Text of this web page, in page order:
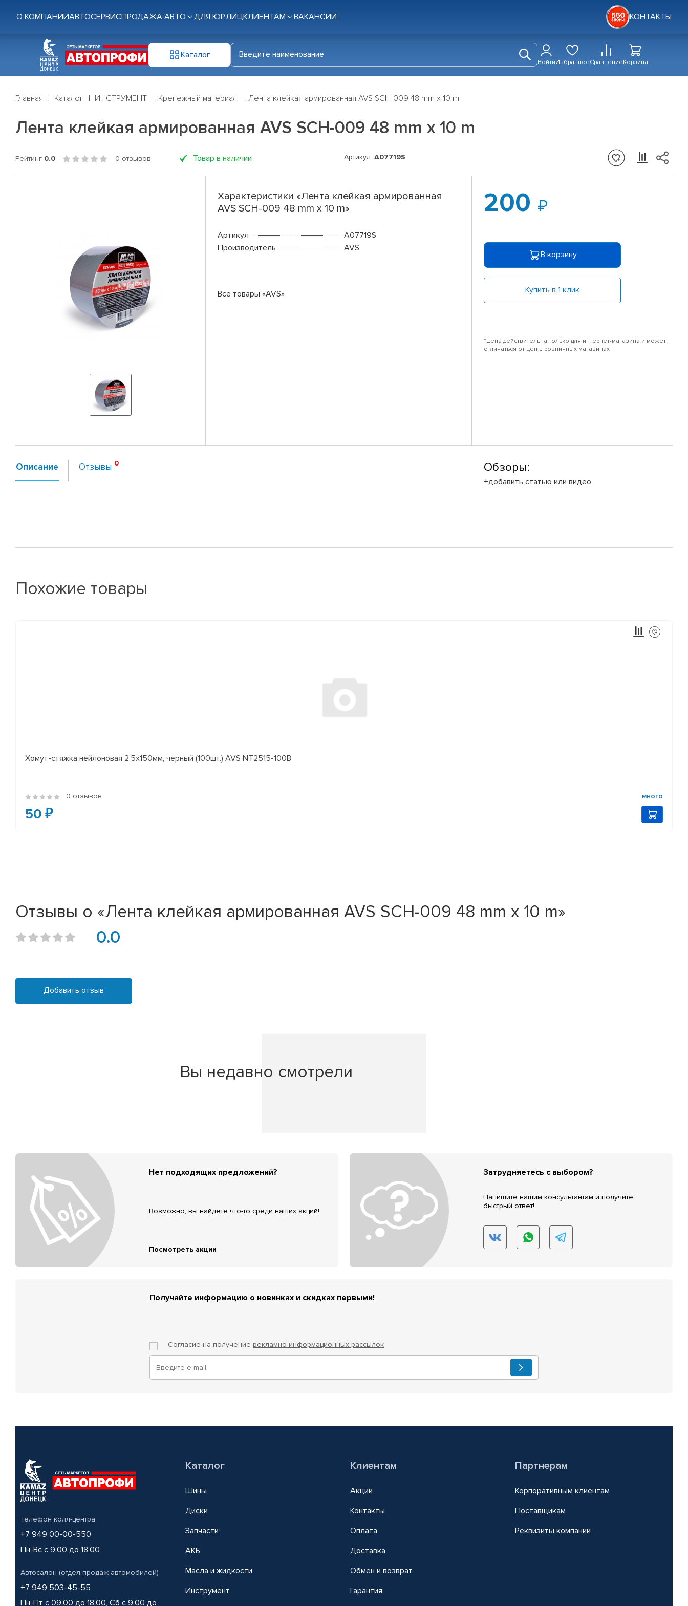
О КОМПАНИИАВТОСЕРВИСПРОДАЖА АВТО ДЛЯ ЮР.ЛИЦКЛИЕНТАМ ВАКАНСИИ КОНТАКТЫ
Каталог
ВойтиИзбранноеСравнениеКорзина
Главная Каталог ИНСТРУМЕНТ Крепежный материал Лента клейкая армированная AVS SCH-009 48 mm x 10 m
Лента клейкая армированная AVS SCH-009 48 mm x 10 m
Рейтинг 0.0 0 отзывов Товар в наличии Артикул: A07719S
Характеристики «Лента клейкая армированная
AVS SCH-009 48 mm x 10 m»
Артикул
A07719S
Производитель
AVS
Все товары «AVS»
200
В корзину
Купить в 1 клик
*Цена действительна только для интернет-магазина и может
отличаться от цен в розничных магазинах
Описание Отзывы Обзоры:
+добавить статью или видео
Похожие товары
Хомут-стяжка нейлоновая 2,5х150мм, черный (100шт.) AVS NT2515-100B
0 отзывов много
50 ₽
Отзывы о «Лента клейкая армированная AVS SCH-009 48 mm x 10 m»
0.0
Добавить отзыв
Вы недавно смотрели
Нет подходящих предложений?
Возможно, вы найдёте что-то среди наших акций!
Посмотреть акции
Затрудняетесь с выбором?
Напишите нашим консультантам и получите
быстрый ответ!
Получайте информацию о новинках и скидках первыми!
Согласие на получение рекламно-информационных рассылок
Телефон колл-центра
+7 949 00-00-550
Пн-Вс с 9.00 до 18.00
Автосалон (отдел продаж автомобилей)
+7 949 503-45-55
Пн-Пт с 09.00 до 18.00, Сб с 9.00 до
Каталог
Шины
Диски
Запчасти
АКБ
Масла и жидкости
Инструмент
Клиентам
Акции
Контакты
Оплата
Доставка
Обмен и возврат
Гарантия
Партнерам
Корпоративным клиентам
Поставщикам
Реквизиты компании